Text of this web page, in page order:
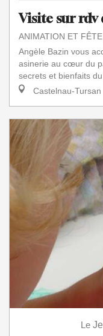
Visite sur rdv
ANIMATION ET
Angèle Bazin vous
asinerie au cœur du
secrets et bienfaits
Castelnau-Tursan
Le